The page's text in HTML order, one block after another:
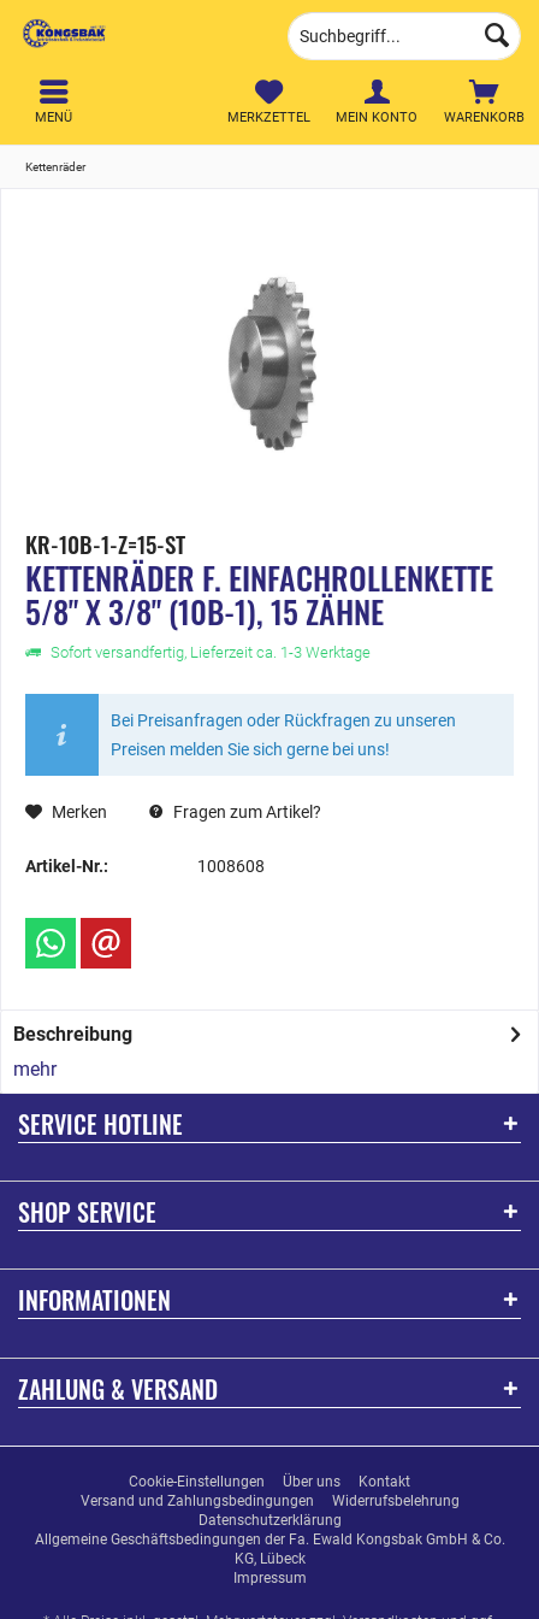
WARENKORB
MERKZETTEL MEIN KONTO
MENÜ
Kettenräder
KR-10B-1-Z=15-ST
KETTENRÄDER F. EINFACHROLLENKETTE
5/8" X 3/8" (10B-1), 15 ZÄHNE
Sofort versandfertig, Lieferzeit ca. 1-3 Werktage
Bei Preisanfragen oder Rückfragen zu unseren
Preisen melden Sie sich gerne bei uns!
Merken Fragen zum Artikel?
Artikel-Nr.: 1008608
Beschreibung
mehr
SERVICE HOTLINE
SHOP SERVICE
INFORMATIONEN
ZAHLUNG & VERSAND
Cookie-Einstellungen Über uns
Kontakt
Versand und Zahlungsbedingungen
Widerrufsbelehrung
Datenschutzerklärung
Allgemeine Geschäftsbedingungen der Fa. Ewald Kongsbak GmbH & Co.
KG, Lübeck
Impressum